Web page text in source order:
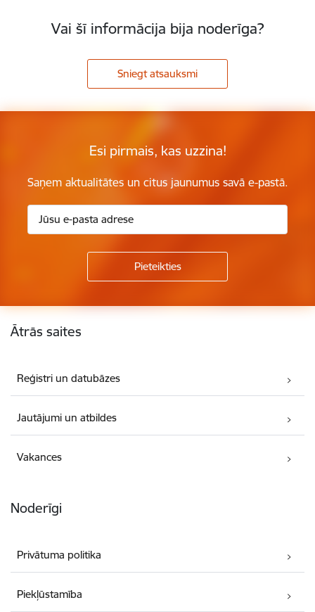
Vai šī informācija bija noderīga?
Sniegt atsauksmi
Esi pirmais, kas uzzina!
Saņem aktualitātes un citus jaunumus savā e-pastā.
Kājene
Ātrās saites
Reģistri un datubāzes
Jautājumi un atbildes
Vakances
Noderīgi
Privātuma politika
Piekļūstamība